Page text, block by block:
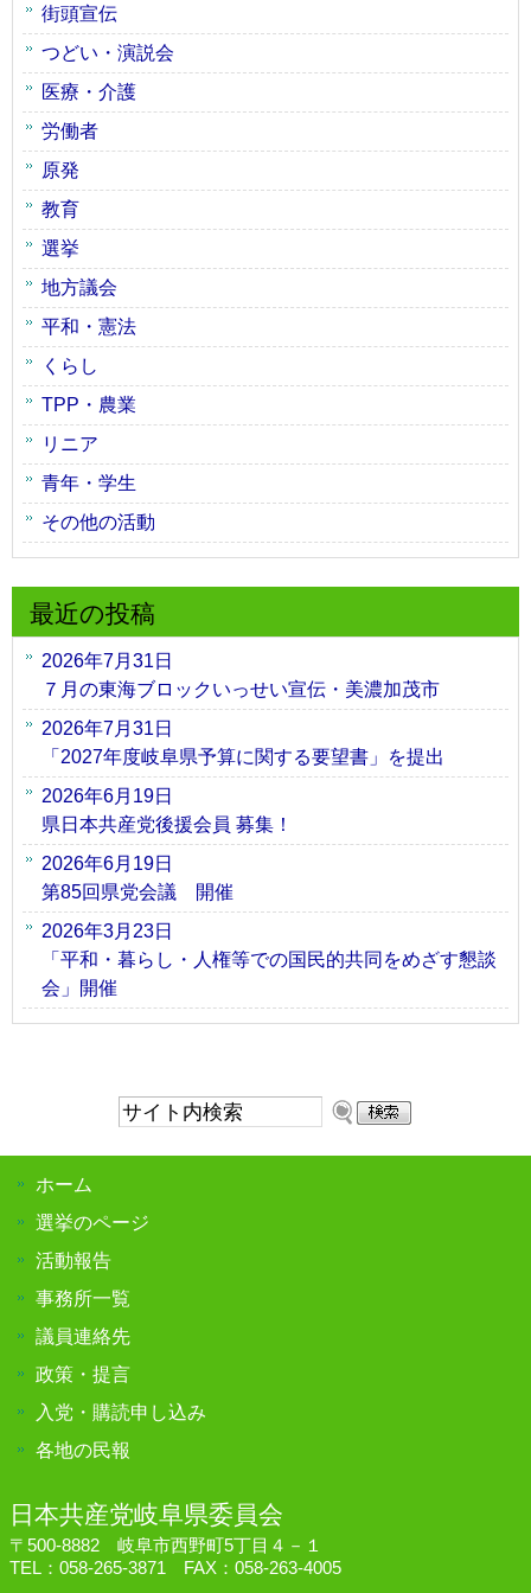
街頭宣伝
つどい・演説会
医療・介護
労働者
原発
教育
選挙
地方議会
平和・憲法
くらし
TPP・農業
リニア
青年・学生
その他の活動
最近の投稿
2026年7月31日
７月の東海ブロックいっせい宣伝・美濃加茂市
2026年7月31日
「2027年度岐阜県予算に関する要望書」を提出
2026年6月19日
県日本共産党後援会員 募集！
2026年6月19日
第85回県党会議 開催
2026年3月23日
「平和・暮らし・人権等での国民的共同をめざす懇談
会」開催
サ
検
ホーム
選挙のページ
活動報告
事務所一覧
議員連絡先
政策・提言
入党・購読申し込み
各地の民報
日本共産党岐阜県委員会
〒500-8882 岐阜市西野町5丁目４－１
TEL：058-265-3871 FAX：058-263-4005